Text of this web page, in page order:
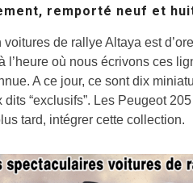
remporté neuf et
voitures de rallye Altaya est
l’heure où nous écrivons ces
A ce jour, ce sont dix
dits “exclusifs”. Les Peugeot
tard, intégrer cette collection.